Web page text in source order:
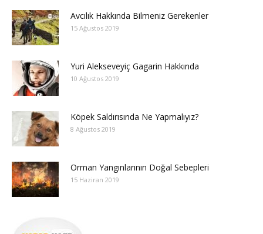
Avcılık Hakkında Bilmeniz Gerekenler
15 Ağustos 2019
Yuri Alekseveyiç Gagarin Hakkında
10 Ağustos 2019
Köpek Saldırısında Ne Yapmalıyız?
8 Ağustos 2019
Orman Yangınlarının Doğal Sebepleri
15 Haziran 2019